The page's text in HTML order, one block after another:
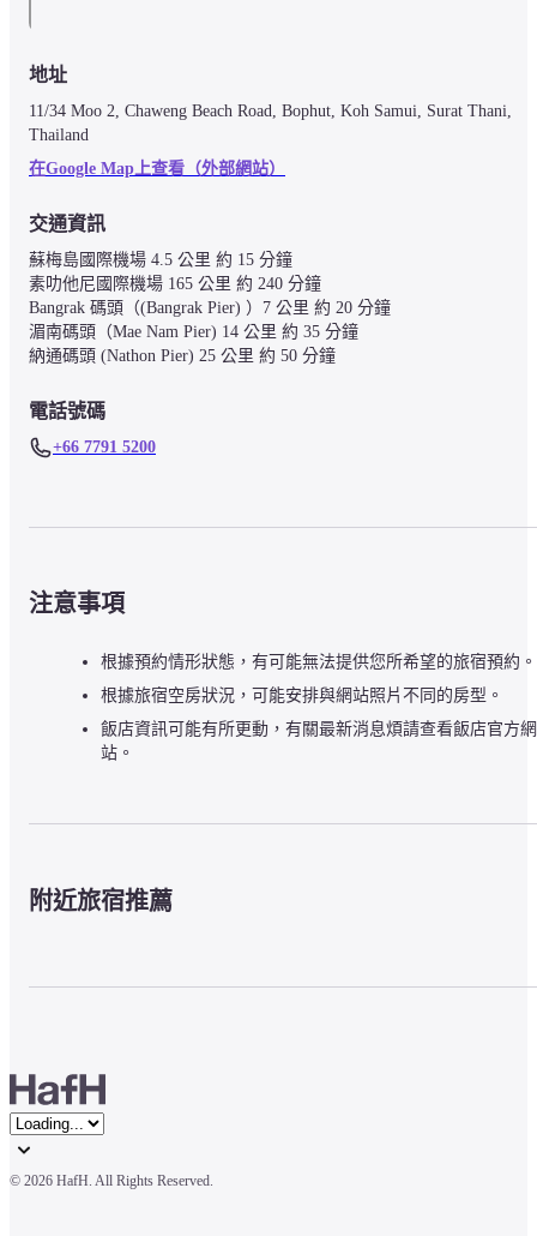
地址
11/34 Moo 2, Chaweng Beach Road, Bophut, Koh Samui, Surat Thani,
Thailand
在Google Map上查看（外部網站）
交通資訊
蘇梅島國際機場 4.5 公里 約 15 分鐘
素叻他尼國際機場 165 公里 約 240 分鐘
Bangrak 碼頭（(Bangrak Pier) ）7 公里 約 20 分鐘
湄南碼頭（Mae Nam Pier) 14 公里 約 35 分鐘
電話號碼
+66 7791 5200
注意事項
根據預約情形狀態，有可能無法提供您所希望的旅宿預約。
根據旅宿空房狀況，可能安排與網站照片不同的房型。
飯店資訊可能有所更動，有關最新消息煩請查看飯店官方網
站。
附近旅宿推薦
© 2026 HafH. All Rights Reserved.